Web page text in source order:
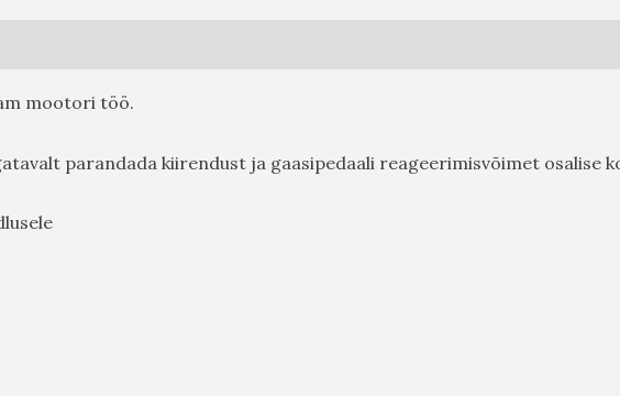
mootori töö.
parandada kiirendust ja gaasipedaali reageerimisvõimet osalise